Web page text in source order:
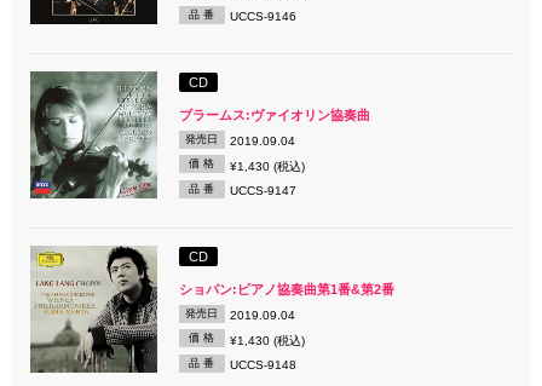
品 番 UCCS-9146
CD
ブラームス:ヴァイオリン協奏曲
発売日 2019.09.04
価 格 ¥1,430 (税込)
品 番 UCCS-9147
CD
ショパン:ピアノ協奏曲第1番&第2番
発売日 2019.09.04
価 格 ¥1,430 (税込)
品 番 UCCS-9148